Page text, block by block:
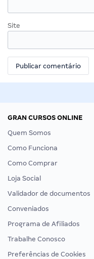
Site
GRAN CURSOS ONLINE
Quem Somos
Como Funciona
Como Comprar
Loja Social
Validador de documentos
Conveniados
Programa de Afiliados
Trabalhe Conosco
Preferências de Cookies